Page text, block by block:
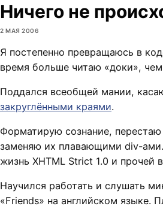
Ничего не
2 МАЯ 2006
Я постепенно превращаюсь в
время больше читаю «доки»,
Поддался всеобщей мании,
закруглёнными краями.
Форматирую сознание,
заменяю их плавающими div-
жизнь XHTML Strict 1.0 и прочей
Научился работать и слушать
«Friends» на английском языке.